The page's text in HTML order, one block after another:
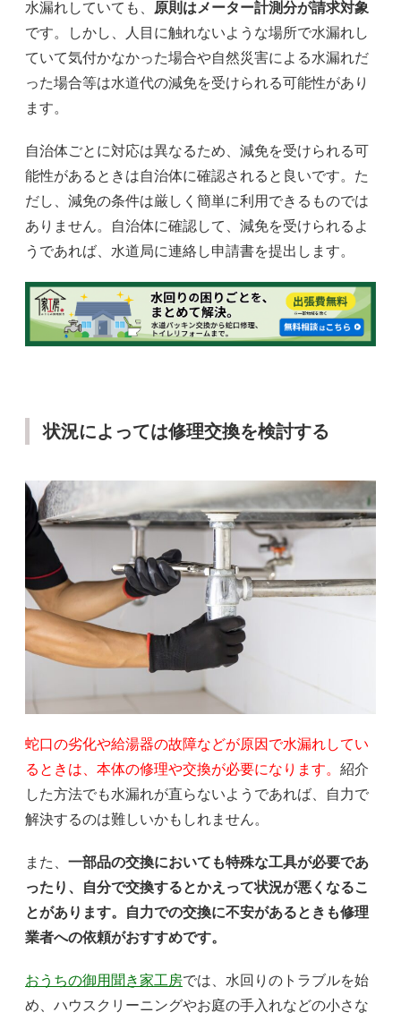
水漏れしていても、
原則はメーター計測分が請求対象
です。しかし、人目に触れないような場所で水漏れし
ていて気付かなかった場合や自然災害による水漏れだ
った場合等は水道代の減免を受けられる可能性があり
ます。
自治体ごとに対応は異なるため、減免を受けられる可
能性があるときは自治体に確認されると良いです。た
だし、減免の条件は厳しく簡単に利用できるものでは
ありません。自治体に確認して、減免を受けられるよ
うであれば、水道局に連絡し申請書を提出します。
状況によっては修理交換を検討する
蛇口の劣化や給湯器の故障などが原因で水漏れしてい
るときは、本体の修理や交換が必要になります。 紹介
した方法でも水漏れが直らないようであれば、自力で
解決するのは難しいかもしれません。
また、 一部品の交換においても特殊な工具が必要であ
ったり、自分で交換するとかえって状況が悪くなるこ
とがあります。自力での交換に不安があるときも修理
業者への依頼がおすすめです。
おうちの御用聞き家工房では、水回りのトラブルを始
め、ハウスクリーニングやお庭の手入れなどの小さな